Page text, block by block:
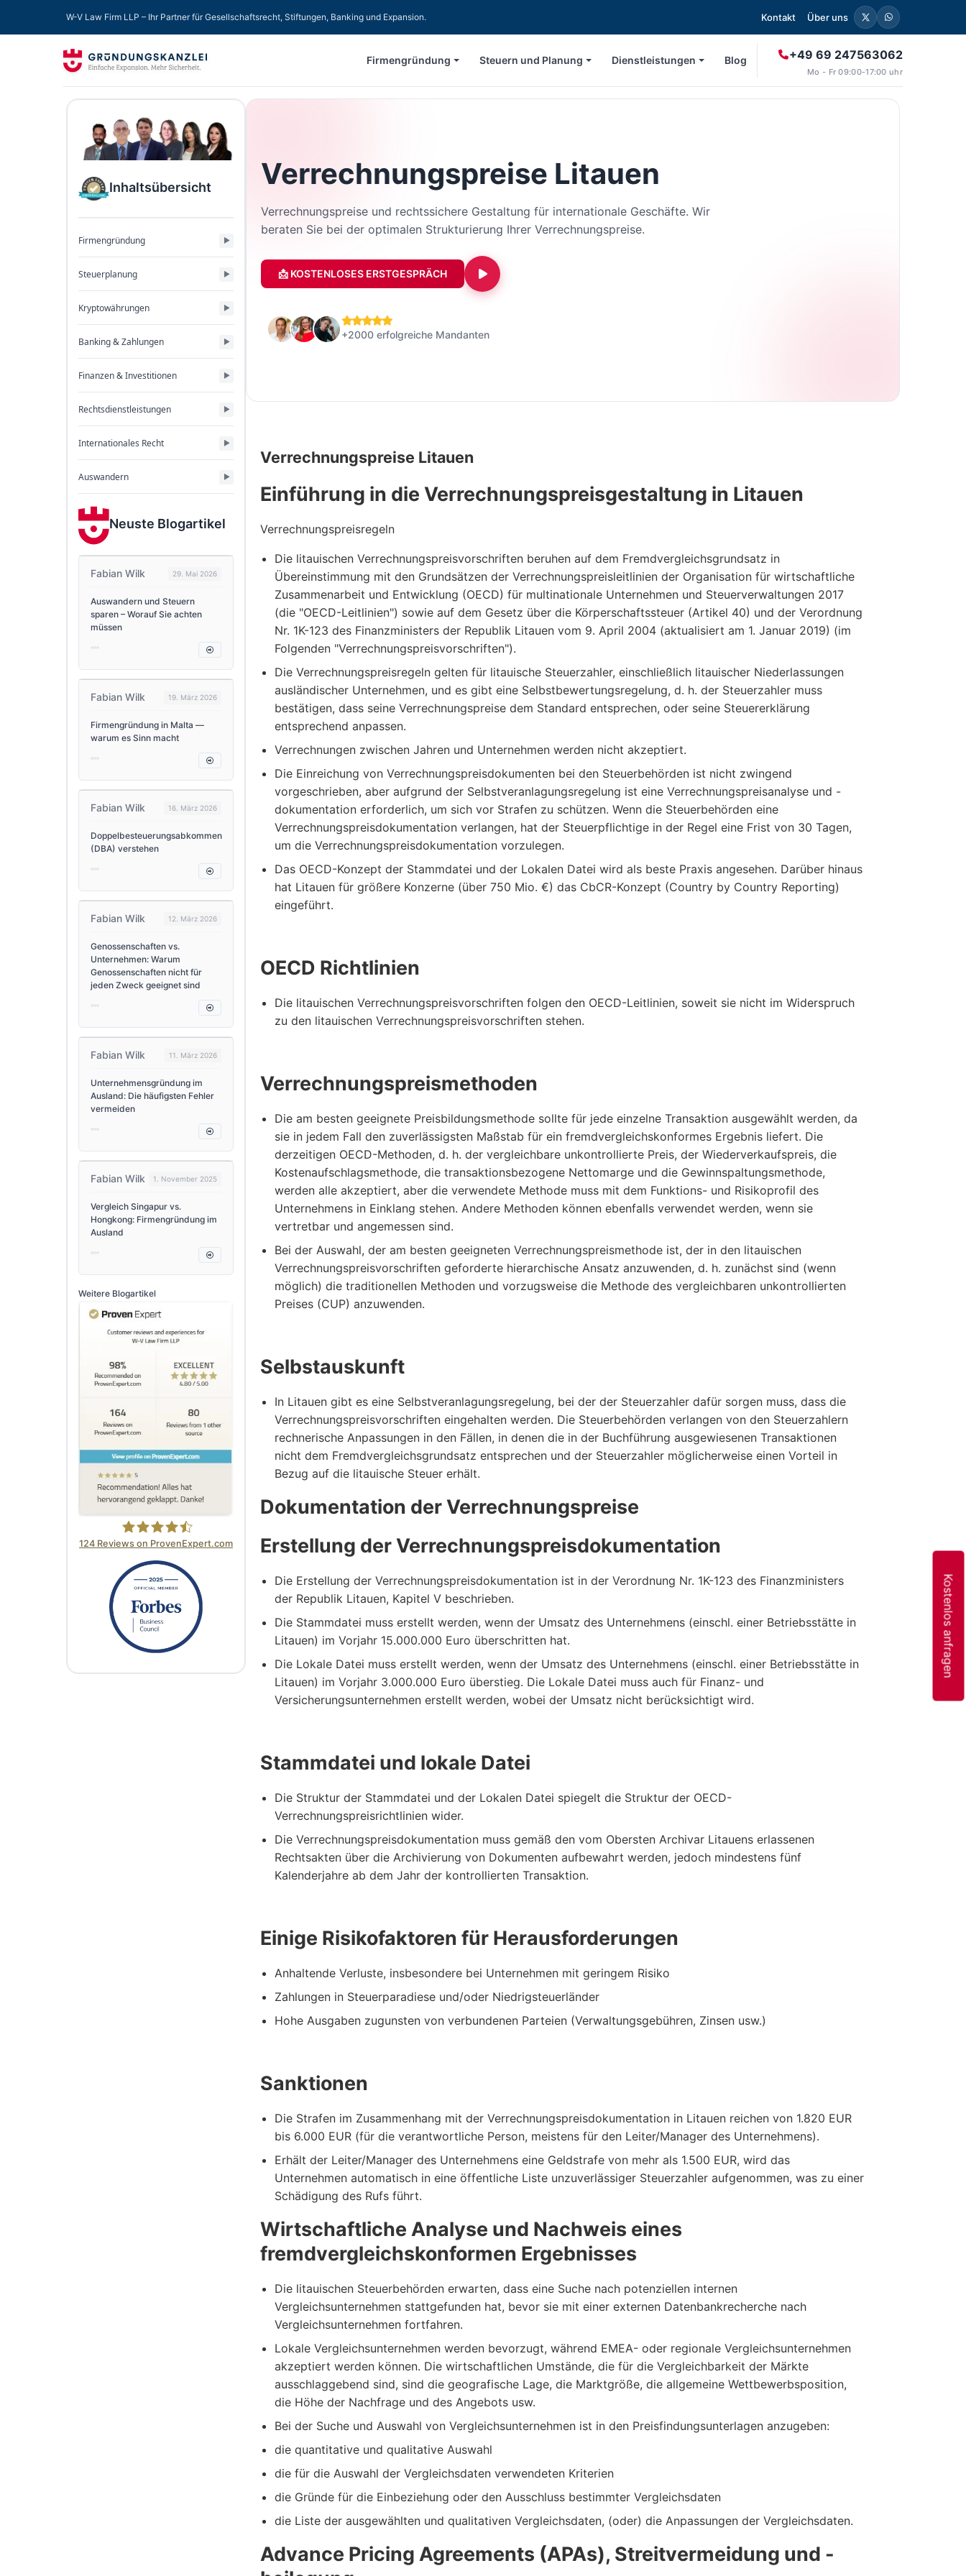
W-V Law Firm LLP – Ihr Partner für Gesellschaftsrecht, Stiftungen, Banking und Expansion. Kontakt Über uns
Kostenlos anfragen
Firmengründung Steuern und Planung Dienstleistungen Blog +49 69 247563062
Mo - Fr 09:00-17:00 uhr
Inhaltsübersicht
Firmengründung
Steuerplanung
Kryptowährungen
Banking & Zahlungen
Finanzen & Investitionen
Rechtsdienstleistungen
Internationales Recht
Auswandern
Neuste Blogartikel
Fabian Wilk 29. Mai 2026
Auswandern und Steuern
sparen – Worauf Sie achten
müssen
Fabian Wilk 19. März 2026
Firmengründung in Malta —
warum es Sinn macht
Fabian Wilk 16. März 2026
Doppelbesteuerungsabkommen
(DBA) verstehen
Fabian Wilk 12. März 2026
Genossenschaften vs.
Unternehmen: Warum
Genossenschaften nicht für
jeden Zweck geeignet sind
Fabian Wilk 11. März 2026
Unternehmensgründung im
Ausland: Die häufigsten Fehler
vermeiden
Fabian Wilk 1. November 2025
Vergleich Singapur vs.
Hongkong: Firmengründung im
Ausland
Weitere Blogartikel
W-V Law Firm LLP
124 Reviews on ProvenExpert.com
Verrechnungspreise Litauen
Verrechnungspreise und rechtssichere Gestaltung für internationale Geschäfte. Wir
beraten Sie bei der optimalen Strukturierung Ihrer Verrechnungspreise.
📩 KOSTENLOSES ERSTGESPRÄCH
+2000 erfolgreiche Mandanten
Verrechnungspreise Litauen
Einführung in die Verrechnungspreisgestaltung in Litauen
Verrechnungspreisregeln
Die litauischen Verrechnungspreisvorschriften beruhen auf dem Fremdvergleichsgrundsatz in
Übereinstimmung mit den Grundsätzen der Verrechnungspreisleitlinien der Organisation für wirtschaftliche
Zusammenarbeit und Entwicklung (OECD) für multinationale Unternehmen und Steuerverwaltungen 2017
(die "OECD-Leitlinien") sowie auf dem Gesetz über die Körperschaftssteuer (Artikel 40) und der Verordnung
Nr. 1K-123 des Finanzministers der Republik Litauen vom 9. April 2004 (aktualisiert am 1. Januar 2019) (im
Folgenden "Verrechnungspreisvorschriften").
Die Verrechnungspreisregeln gelten für litauische Steuerzahler, einschließlich litauischer Niederlassungen
ausländischer Unternehmen, und es gibt eine Selbstbewertungsregelung, d. h. der Steuerzahler muss
bestätigen, dass seine Verrechnungspreise dem Standard entsprechen, oder seine Steuererklärung
entsprechend anpassen.
Verrechnungen zwischen Jahren und Unternehmen werden nicht akzeptiert.
Die Einreichung von Verrechnungspreisdokumenten bei den Steuerbehörden ist nicht zwingend
vorgeschrieben, aber aufgrund der Selbstveranlagungsregelung ist eine Verrechnungspreisanalyse und -
dokumentation erforderlich, um sich vor Strafen zu schützen. Wenn die Steuerbehörden eine
Verrechnungspreisdokumentation verlangen, hat der Steuerpflichtige in der Regel eine Frist von 30 Tagen,
um die Verrechnungspreisdokumentation vorzulegen.
Das OECD-Konzept der Stammdatei und der Lokalen Datei wird als beste Praxis angesehen. Darüber hinaus
hat Litauen für größere Konzerne (über 750 Mio. €) das CbCR-Konzept (Country by Country Reporting)
eingeführt.
OECD Richtlinien
Die litauischen Verrechnungspreisvorschriften folgen den OECD-Leitlinien, soweit sie nicht im Widerspruch
zu den litauischen Verrechnungspreisvorschriften stehen.
Verrechnungspreismethoden
Die am besten geeignete Preisbildungsmethode sollte für jede einzelne Transaktion ausgewählt werden, da
sie in jedem Fall den zuverlässigsten Maßstab für ein fremdvergleichskonformes Ergebnis liefert. Die
derzeitigen OECD-Methoden, d. h. der vergleichbare unkontrollierte Preis, der Wiederverkaufspreis, die
Kostenaufschlagsmethode, die transaktionsbezogene Nettomarge und die Gewinnspaltungsmethode,
werden alle akzeptiert, aber die verwendete Methode muss mit dem Funktions- und Risikoprofil des
Unternehmens in Einklang stehen. Andere Methoden können ebenfalls verwendet werden, wenn sie
vertretbar und angemessen sind.
Bei der Auswahl, der am besten geeigneten Verrechnungspreismethode ist, der in den litauischen
Verrechnungspreisvorschriften geforderte hierarchische Ansatz anzuwenden, d. h. zunächst sind (wenn
möglich) die traditionellen Methoden und vorzugsweise die Methode des vergleichbaren unkontrollierten
Preises (CUP) anzuwenden.
Selbstauskunft
In Litauen gibt es eine Selbstveranlagungsregelung, bei der der Steuerzahler dafür sorgen muss, dass die
Verrechnungspreisvorschriften eingehalten werden. Die Steuerbehörden verlangen von den Steuerzahlern
rechnerische Anpassungen in den Fällen, in denen die in der Buchführung ausgewiesenen Transaktionen
nicht dem Fremdvergleichsgrundsatz entsprechen und der Steuerzahler möglicherweise einen Vorteil in
Bezug auf die litauische Steuer erhält.
Dokumentation der Verrechnungspreise
Erstellung der Verrechnungspreisdokumentation
Die Erstellung der Verrechnungspreisdokumentation ist in der Verordnung Nr. 1K-123 des Finanzministers
der Republik Litauen, Kapitel V beschrieben.
Die Stammdatei muss erstellt werden, wenn der Umsatz des Unternehmens (einschl. einer Betriebsstätte in
Litauen) im Vorjahr 15.000.000 Euro überschritten hat.
Die Lokale Datei muss erstellt werden, wenn der Umsatz des Unternehmens (einschl. einer Betriebsstätte in
Litauen) im Vorjahr 3.000.000 Euro überstieg. Die Lokale Datei muss auch für Finanz- und
Versicherungsunternehmen erstellt werden, wobei der Umsatz nicht berücksichtigt wird.
Stammdatei und lokale Datei
Die Struktur der Stammdatei und der Lokalen Datei spiegelt die Struktur der OECD-
Verrechnungspreisrichtlinien wider.
Die Verrechnungspreisdokumentation muss gemäß den vom Obersten Archivar Litauens erlassenen
Rechtsakten über die Archivierung von Dokumenten aufbewahrt werden, jedoch mindestens fünf
Kalenderjahre ab dem Jahr der kontrollierten Transaktion.
Einige Risikofaktoren für Herausforderungen
Anhaltende Verluste, insbesondere bei Unternehmen mit geringem Risiko
Zahlungen in Steuerparadiese und/oder Niedrigsteuerländer
Hohe Ausgaben zugunsten von verbundenen Parteien (Verwaltungsgebühren, Zinsen usw.)
Sanktionen
Die Strafen im Zusammenhang mit der Verrechnungspreisdokumentation in Litauen reichen von 1.820 EUR
bis 6.000 EUR (für die verantwortliche Person, meistens für den Leiter/Manager des Unternehmens).
Erhält der Leiter/Manager des Unternehmens eine Geldstrafe von mehr als 1.500 EUR, wird das
Unternehmen automatisch in eine öffentliche Liste unzuverlässiger Steuerzahler aufgenommen, was zu einer
Schädigung des Rufs führt.
Wirtschaftliche Analyse und Nachweis eines
fremdvergleichskonformen Ergebnisses
Die litauischen Steuerbehörden erwarten, dass eine Suche nach potenziellen internen
Vergleichsunternehmen stattgefunden hat, bevor sie mit einer externen Datenbankrecherche nach
Vergleichsunternehmen fortfahren.
Lokale Vergleichsunternehmen werden bevorzugt, während EMEA- oder regionale Vergleichsunternehmen
akzeptiert werden können. Die wirtschaftlichen Umstände, die für die Vergleichbarkeit der Märkte
ausschlaggebend sind, sind die geografische Lage, die Marktgröße, die allgemeine Wettbewerbsposition,
die Höhe der Nachfrage und des Angebots usw.
Bei der Suche und Auswahl von Vergleichsunternehmen ist in den Preisfindungsunterlagen anzugeben:
die quantitative und qualitative Auswahl
die für die Auswahl der Vergleichsdaten verwendeten Kriterien
die Gründe für die Einbeziehung oder den Ausschluss bestimmter Vergleichsdaten
die Liste der ausgewählten und qualitativen Vergleichsdaten, (oder) die Anpassungen der Vergleichsdaten.
Advance Pricing Agreements (APAs), Streitvermeidung und -